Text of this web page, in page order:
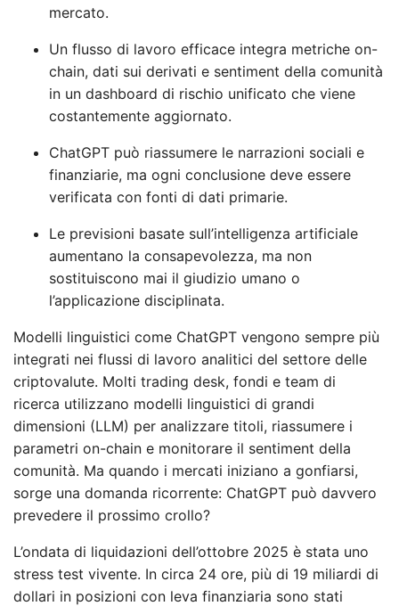
mercato.
Un flusso di lavoro efficace integra metriche on-
chain, dati sui derivati ​​e sentiment della comunità
in un dashboard di rischio unificato che viene
costantemente aggiornato.
ChatGPT può riassumere le narrazioni sociali e
finanziarie, ma ogni conclusione deve essere
verificata con fonti di dati primarie.
Le previsioni basate sull’intelligenza artificiale
aumentano la consapevolezza, ma non
sostituiscono mai il giudizio umano o
l’applicazione disciplinata.
Modelli linguistici come ChatGPT vengono sempre più
integrati nei flussi di lavoro analitici del settore delle
criptovalute. Molti trading desk, fondi e team di
ricerca utilizzano modelli linguistici di grandi
dimensioni (LLM) per analizzare titoli, riassumere i
parametri on-chain e monitorare il sentiment della
comunità. Ma quando i mercati iniziano a gonfiarsi,
sorge una domanda ricorrente: ChatGPT può davvero
prevedere il prossimo crollo?
L’ondata di liquidazioni dell’ottobre 2025 è stata uno
stress test vivente. In circa 24 ore, più di 19 miliardi di
dollari in posizioni con leva finanziaria sono stati